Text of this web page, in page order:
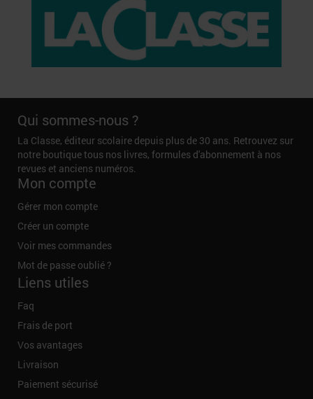
Qui sommes-nous ?
La Classe, éditeur scolaire depuis plus de 30 ans. Retrouvez sur
notre boutique tous nos livres, formules d'abonnement à nos
revues et anciens numéros.
Mon compte
Gérer mon compte
Créer un compte
Voir mes commandes
Mot de passe oublié ?
Liens utiles
Faq
Frais de port
Vos avantages
Livraison
Paiement sécurisé